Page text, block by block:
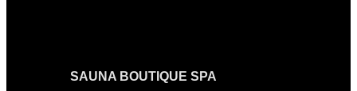
SAUNA BOUTIQUE SPA